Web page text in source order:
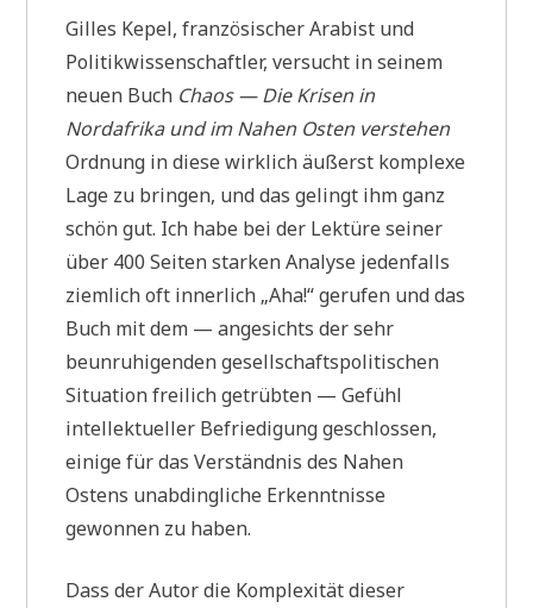
Gilles Kepel, französischer Arabist und
Politikwissenschaftler, versucht in seinem
neuen Buch Chaos — Die Krisen in
Nordafrika und im Nahen Osten verstehen
Ordnung in diese wirklich äußerst komplexe
Lage zu bringen, und das gelingt ihm ganz
schön gut. Ich habe bei der Lektüre seiner
über 400 Seiten starken Analyse jedenfalls
ziemlich oft innerlich „Aha!“ gerufen und das
Buch mit dem — angesichts der sehr
beunruhigenden gesellschaftspolitischen
Situation freilich getrübten — Gefühl
intellektueller Befriedigung geschlossen,
einige für das Verständnis des Nahen
Ostens unabdingliche Erkenntnisse
gewonnen zu haben.
Dass der Autor die Komplexität dieser